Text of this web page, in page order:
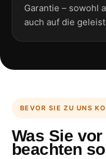
Garantie – sowohl
auch auf die
BEVOR SIE ZU UNS
Was Sie
beachten